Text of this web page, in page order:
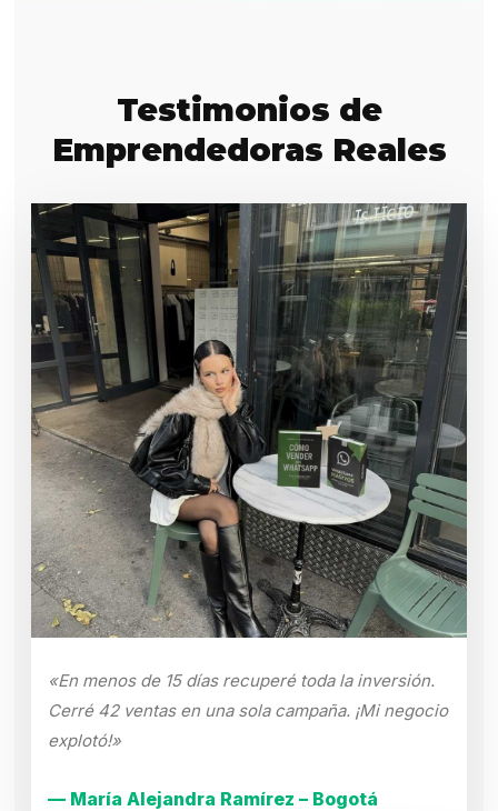
Testimonios de
Emprendedoras Reales
«En menos de 15 días recuperé toda la inversión.
Cerré 42 ventas en una sola campaña. ¡Mi negocio
explotó!»
— María Alejandra Ramírez – Bogotá